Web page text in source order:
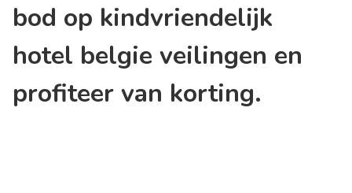
bod op kindvriendelijk
hotel belgie veilingen en
profiteer van korting.